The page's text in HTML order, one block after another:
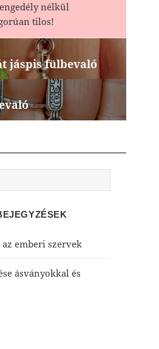
nélkül
tilos!
jáspis fülbevaló
emberi szervek
ásványokkal és